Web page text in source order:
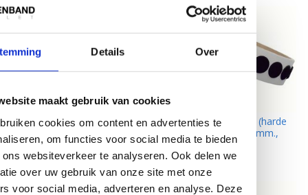
Details Over
maakt gebruik van cookies
cookies om content en advertenties te
om functies voor social media te bieden
ons websiteverkeer te analyseren. Ook delen we
over uw gebruik van onze site met onze
voor social media, adverteren en analyse. Deze
DynaLok HaakCoins (harde
kant) plakbaar, 19 mm.,
zwart
DynaLok HaakCoins (harde
kant) plakbaar, 13 mm.,
zwart